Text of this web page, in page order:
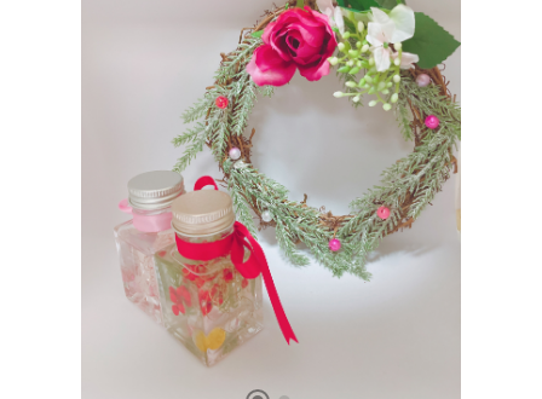
JDCA(ディスプレイスクール)
店舗情報・営業日